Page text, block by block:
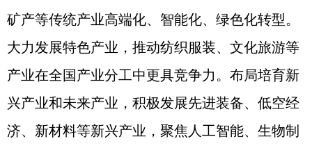
矿产等传统产业高端化、智能化、绿色化转型。
大力发展特色产业，推动纺织服装、文化旅游等
产业在全国产业分工中更具竞争力。布局培育新
兴产业和未来产业，积极发展先进装备、低空经
济、新材料等新兴产业，聚焦人工智能、生物制